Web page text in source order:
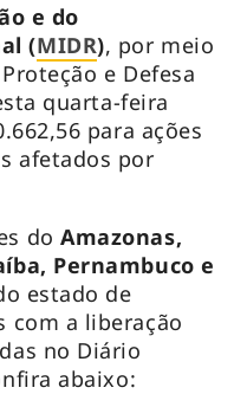
e do
(MIDR), por meio
e Defesa
quarta-feira
para ações
afetados por
doAmazonas,
Pernambuco e
estado de
com a liberação
no Diário
abaixo: